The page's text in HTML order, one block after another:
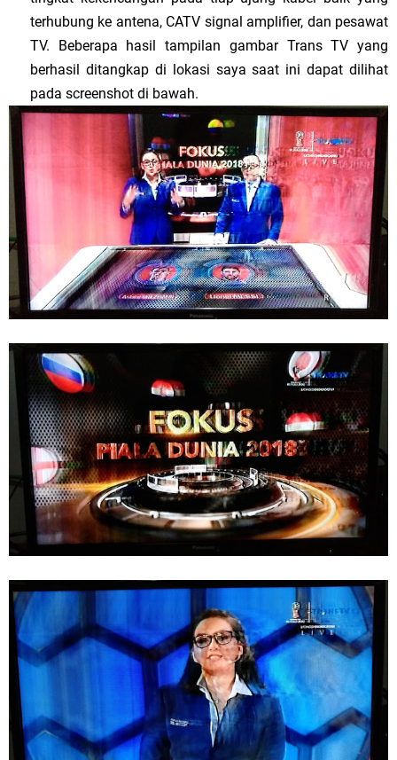
terhubung ke antena, CATV signal amplifier, dan pesawat
TV. Beberapa hasil tampilan gambar Trans TV yang
berhasil ditangkap di lokasi saya saat ini dapat dilihat
pada screenshot di bawah.